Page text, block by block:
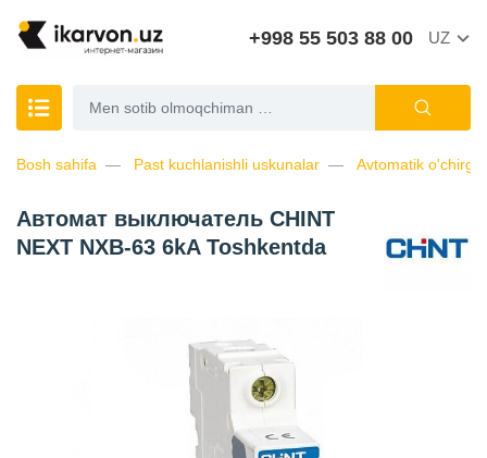
+998 55 503 88 00 UZ
Bosh sahifa Past kuchlanishli uskunalar Avtomatik
Автомат выключатель CHINT
NEXT NXB-63 6kA Toshkentda